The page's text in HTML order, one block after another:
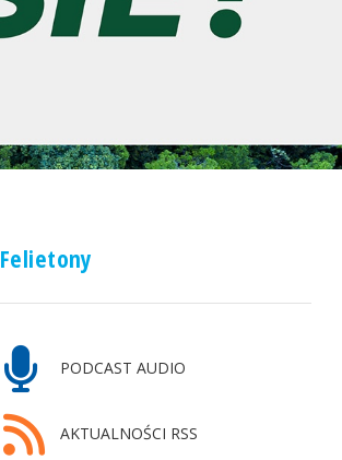
Felietony
PODCAST AUDIO
AKTUALNOŚCI RSS